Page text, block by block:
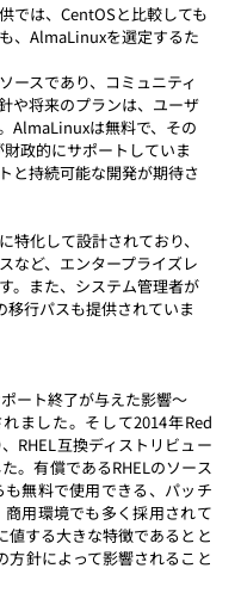
では、CentOSと比較しても
、AlmaLinuxを選定するた
ースであり、コミュニティ
や将来のプランは、ユーザ
AlmaLinuxは無料で、その
政的にサポートしていま
と持続可能な開発が期待さ
化して設計されており、
など、エンタープライズレ
。また、システム管理者が
行パスも提供されていま
ート終了が与えた影響〜
ました。そして2014年Red
RHEL互換ディストリビュー
。有償であるRHELのソース
無料で使用できる、パッチ
用環境でも多く採用されて
値する大きな特徴であるとと
方針によって影響されること